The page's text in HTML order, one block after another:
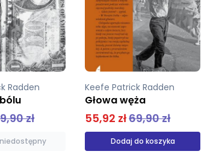
Radden
zł
koszyka
Keefe Patrick Radden
Imperium bólu
63,92 zł 79,90 zł
Produkt niedostępny